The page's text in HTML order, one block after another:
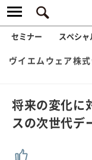
セミナー スペシャ
ヴイエムウェア株
将来の変化に
スの次世代デ